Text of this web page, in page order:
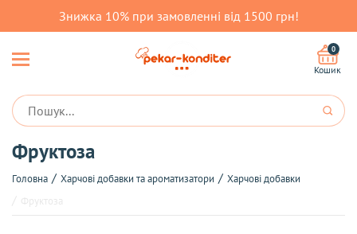
Знижка 10% при замовленні від 1500 грн!
0
Кошик
Фруктоза
Головна Харчові добавки та ароматизатори
Харчові добавки